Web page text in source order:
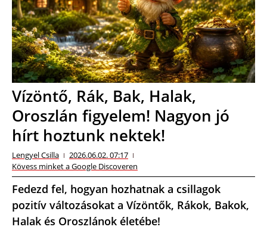
Vízöntő, Rák, Bak, Halak,
Oroszlán figyelem! Nagyon jó
hírt hoztunk nektek!
Lengyel Csilla
2026.06.02. 07:17
Kövess minket a Google Discoveren
Fedezd fel, hogyan hozhatnak a csillagok
pozitív változásokat a Vízöntők, Rákok, Bakok,
Halak és Oroszlánok életébe!